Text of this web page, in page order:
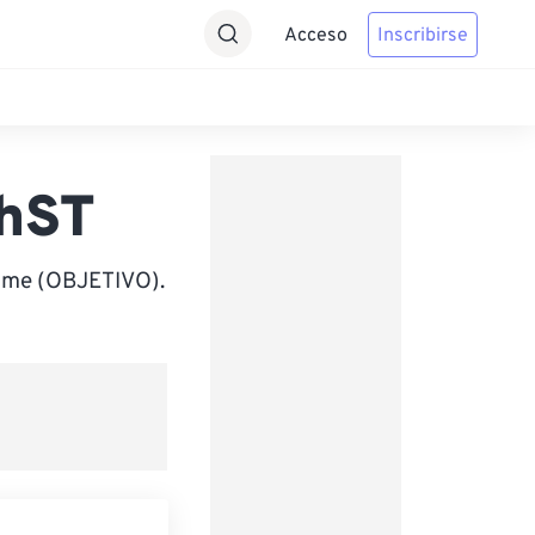
Acceso Inscribirse
(OBJETIVO).